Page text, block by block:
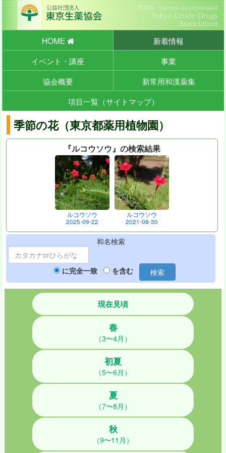
HOME
新着情報
イベント・講座
事業
協会概要
新常用和漢薬集
項目一覧（サイトマップ）
季節の花（東京都薬用植物園）
『ルコウソウ』の検索結果
ルコウソウ
2025-09-22
ルコウソウ
2021-08-30
和名検索
に完全一致 を含む 検索
現在見頃
春
（3〜4月）
初夏
（5〜6月）
夏
（7〜8月）
秋
（9〜11月）